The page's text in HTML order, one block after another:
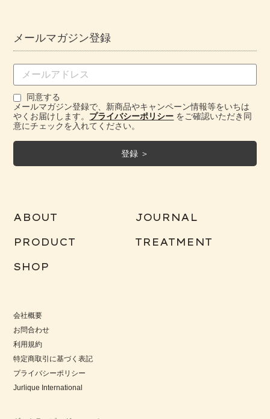
RO フェイスオイル
メールマガジン登録
同意する
メールマガジン登録で、新商品やキャンペーン情報等をいちは
やくお届けします。 プライバシーポリシー をご確認いただき同
意にチェックを入れてください。
ABOUT JOURNAL
PRODUCT TREATMENT
SHOP
会社概要
お問合わせ
利用規約
特定商取引に基づく表記
プライバシーポリシー
Jurlique International